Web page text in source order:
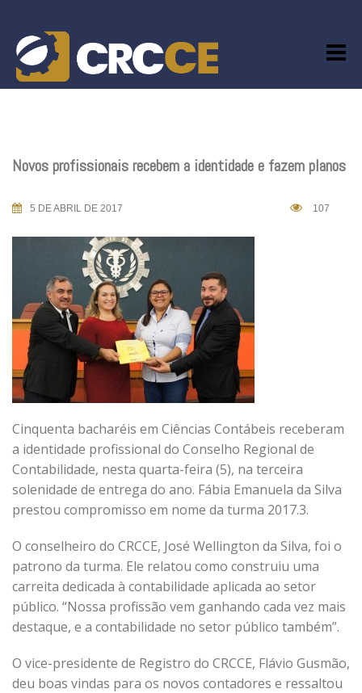
content
Novos profissionais recebem a identidade e fazem planos
5 DE ABRIL DE 2017 107
Cinquenta bacharéis em Ciências Contábeis receberam
a identidade profissional do Conselho Regional de
Contabilidade, nesta quarta-feira (5), na terceira
solenidade de entrega do ano. Fábia Emanuela da Silva
prestou compromisso em nome da turma 2017.3.
O conselheiro do CRCCE, José Wellington da Silva, foi o
patrono da turma. Ele relatou como construiu uma
carreita dedicada à contabilidade aplicada ao setor
público. “Nossa profissão vem ganhando cada vez mais
destaque, e a contabilidade no setor público também”.
O vice-presidente de Registro do CRCCE, Flávio Gusmão,
deu boas vindas para os novos contadores e ressaltou